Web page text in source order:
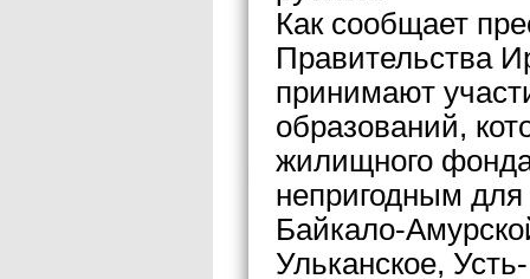
Как сообщает
Правительства
принимают
образований,
жилищного
непригодным
Байкало-
Ульканское,